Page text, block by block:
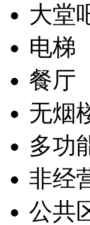
大堂
电梯
餐厅
无烟
多功
非经
公共